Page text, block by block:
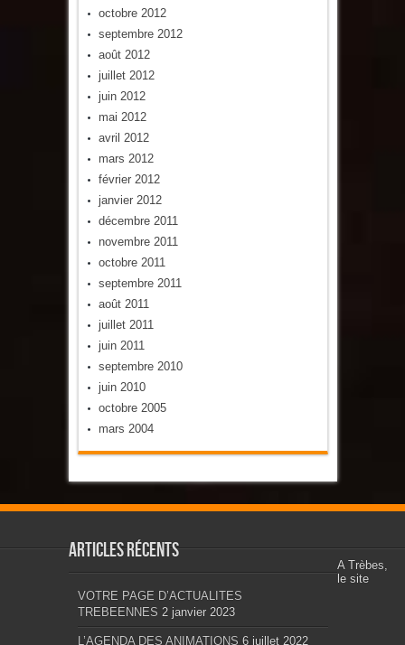
octobre 2012
septembre 2012
août 2012
juillet 2012
juin 2012
mai 2012
avril 2012
mars 2012
février 2012
janvier 2012
décembre 2011
novembre 2011
octobre 2011
septembre 2011
août 2011
juillet 2011
juin 2011
septembre 2010
juin 2010
octobre 2005
mars 2004
Articles récents
VOTRE PAGE D’ACTUALITES
TREBEENNES 2 janvier 2023
L’AGENDA DES ANIMATIONS 6 juillet 2022
A Trèbes,
le site